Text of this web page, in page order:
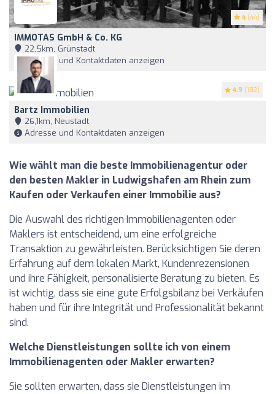
4 (44)
IMMOTAS GmbH & Co. KG
22,5km, Grünstadt
Adresse und Kontaktdaten anzeigen
4.9 (182)
Bartz Immobilien
26,1km, Neustadt
Adresse und Kontaktdaten anzeigen
Wie wählt man die beste Immobilienagentur oder
den besten Makler in Ludwigshafen am Rhein zum
Kaufen oder Verkaufen einer Immobilie aus?
Die Auswahl des richtigen Immobilienagenten oder
Maklers ist entscheidend, um eine erfolgreiche
Transaktion zu gewährleisten. Berücksichtigen Sie deren
Erfahrung auf dem lokalen Markt, Kundenrezensionen
und ihre Fähigkeit, personalisierte Beratung zu bieten. Es
ist wichtig, dass sie eine gute Erfolgsbilanz bei Verkäufen
haben und für ihre Integrität und Professionalität bekannt
sind.
Welche Dienstleistungen sollte ich von einem
Immobilienagenten oder Makler erwarten?
Sie sollten erwarten, dass sie Dienstleistungen im